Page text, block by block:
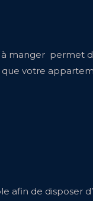
manger permet
votre
afin de disposer